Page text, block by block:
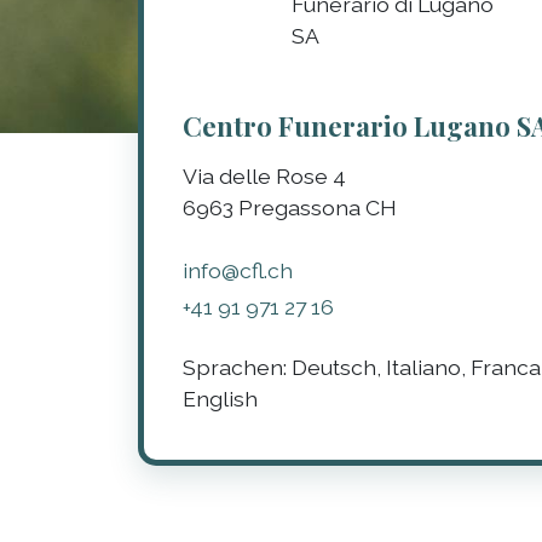
Centro Funerario Lugano
Via delle Rose 4
6963 Pregassona CH
info@cfl.ch
+41 91 971 27 16
Sprachen: Deutsch, Italiano,
English